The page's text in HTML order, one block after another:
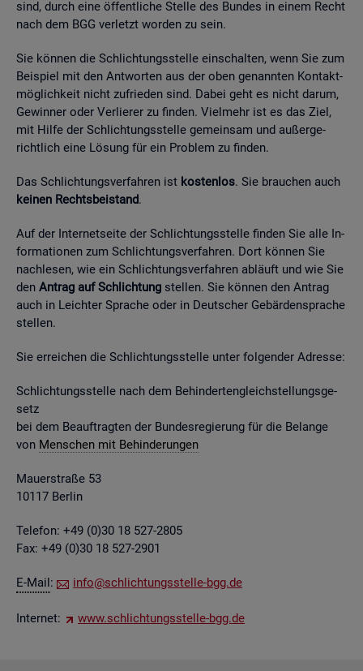
sind, durch eine öf­fent­li­che Stel­le des Bun­des in einem Recht
nach dem BGG ver­letzt wor­den zu sein.
Sie kön­nen die Schlich­tungs­stel­le ein­schal­ten, wenn Sie zum
Bei­spiel mit den Ant­wor­ten aus der oben ge­nann­ten Kon­takt­
mög­lich­keit nicht zu­frie­den sind. Dabei geht es nicht darum,
Ge­win­ner oder Ver­lie­rer zu fin­den. Viel­mehr ist es das Ziel,
mit Hilfe der Schlich­tungs­stel­le ge­mein­sam und au­ßer­ge­
richt­lich eine Lö­sung für ein Pro­blem zu fin­den.
Das Schlich­tungs­ver­fah­ren ist kos­ten­los. Sie brau­chen auch
kei­nen Rechts­bei­stand.
Auf der In­ter­net­sei­te der Schlich­tungs­stel­le fin­den Sie alle In­
for­ma­tio­nen zum Schlich­tungs­ver­fah­ren. Dort kön­nen Sie
nach­le­sen, wie ein Schlich­tungs­ver­fah­ren ab­läuft und wie Sie
den An­trag auf Schlich­tung stel­len. Sie kön­nen den An­trag
auch in Leich­ter Spra­che oder in Deut­scher Ge­bär­den­spra­che
stel­len.
Sie er­rei­chen die Schlich­tungs­stel­le unter fol­gen­der Adres­se:
Schlich­tungs­stel­le nach dem Be­hin­der­ten­gleich­stel­lungs­ge­
setz
bei dem Be­auf­trag­ten der Bun­des­re­gie­rung für die Be­lan­ge
von Men­schen mit Be­hin­de­run­gen
Mau­er­stra­ße 53
10117 Ber­lin
Te­le­fon: +49 (0)30 18 527-2805
Fax: +49 (0)30 18 527-2901
E-Mail: info@​sch​lich​tung​sste​lle-​bgg.​de
In­ter­net: www.​sch​lich​tung​sste​lle-​bgg.​de